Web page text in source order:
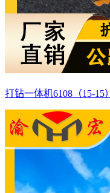
打钻一体机6108（15-15）